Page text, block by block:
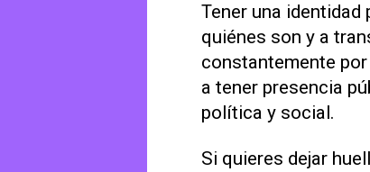
Tener una
quiénes son y a
constantemente
a tener presencia
política y social.
Si quieres dejar